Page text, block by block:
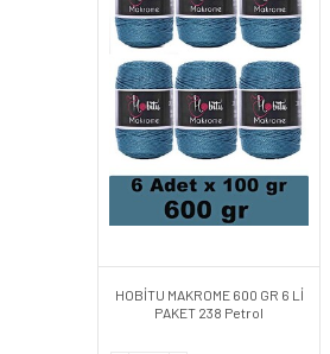
HOBİTU MAKROME 600 GR 6 Lİ
PAKET 238 Petrol